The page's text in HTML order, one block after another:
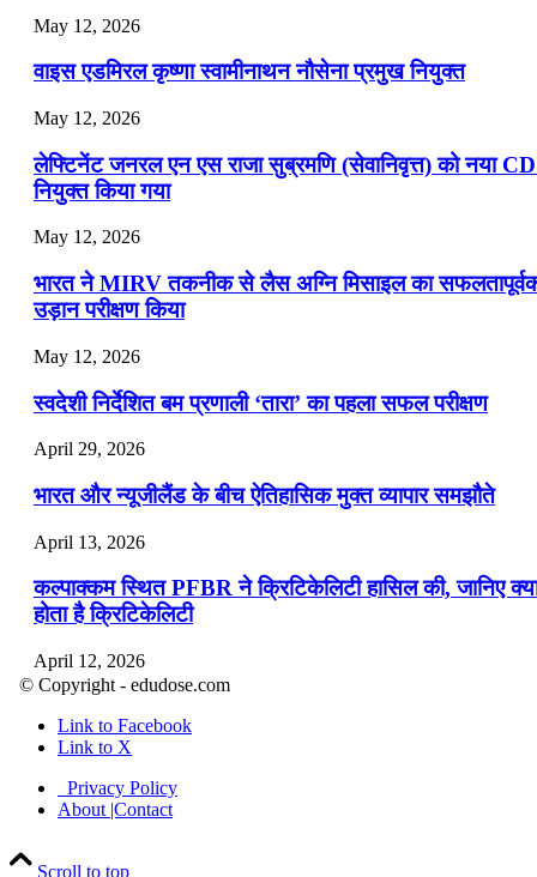
May 12, 2026
वाइस एडमिरल कृष्णा स्वामीनाथन नौसेना प्रमुख नियुक्त
May 12, 2026
लेफ्टिनेंट जनरल एन एस राजा सुब्रमणि (सेवानिवृत्त) को नया
नियुक्त किया गया
May 12, 2026
भारत ने MIRV तकनीक से लैस अग्नि मिसाइल का
उड़ान परीक्षण किया
May 12, 2026
स्वदेशी निर्देशित बम प्रणाली ‘तारा’ का पहला सफल परीक्षण
April 29, 2026
भारत और न्यूजीलैंड के बीच ऐतिहासिक मुक्त व्यापार समझौते
April 13, 2026
कल्पाक्कम स्थित PFBR ने क्रिटिकेलिटी हासिल की, जानिए
होता है क्रिटिकेलिटी
April 12, 2026
April 9, 2026
नासा का आर्टेमिस-2 मिशन: मनुष्य एक बार फिर से चंद्रमा के
पहुंचा
April 7, 2026
© Copyright - edudose.com
Link to Facebook
Link to X
Privacy Policy
About |Contact
Scroll to top